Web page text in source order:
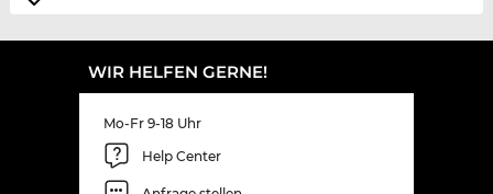
WIR HELFEN GERNE!
Mo-Fr 9-18 Uhr
Help Center